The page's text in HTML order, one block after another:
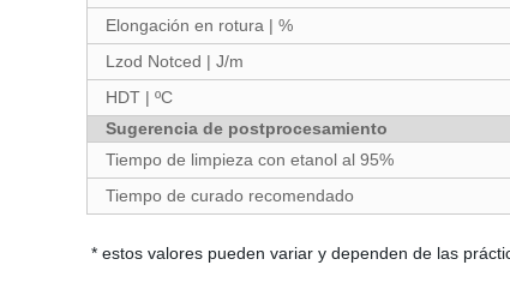
Elongación en rotura | %
Lzod Notced | J/m
HDT | ºC
Sugerencia de postprocesamiento
Tiempo de limpieza con etanol al 95%
Tiempo de curado recomendado
* estos valores pueden variar y dependen de las